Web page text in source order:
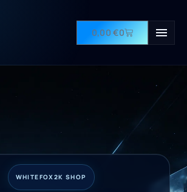
0,00€0
WHITEFOX2K SHOP